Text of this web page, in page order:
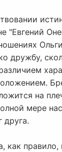
"Евгений
дружбу,
на
мере
друга.
как правило,